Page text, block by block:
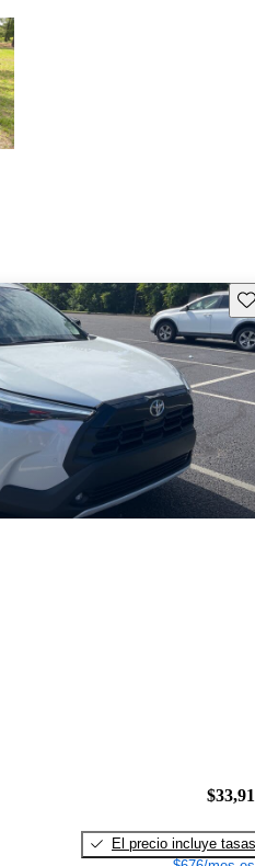
El precio incluye tasas